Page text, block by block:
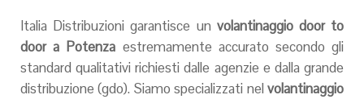
Italia Distribuzioni garantisce un volantinaggio door to
door a Potenza estremamente accurato secondo gli
standard qualitativi richiesti dalle agenzie e dalla grande
distribuzione (gdo). Siamo specializzati nel volantinaggio